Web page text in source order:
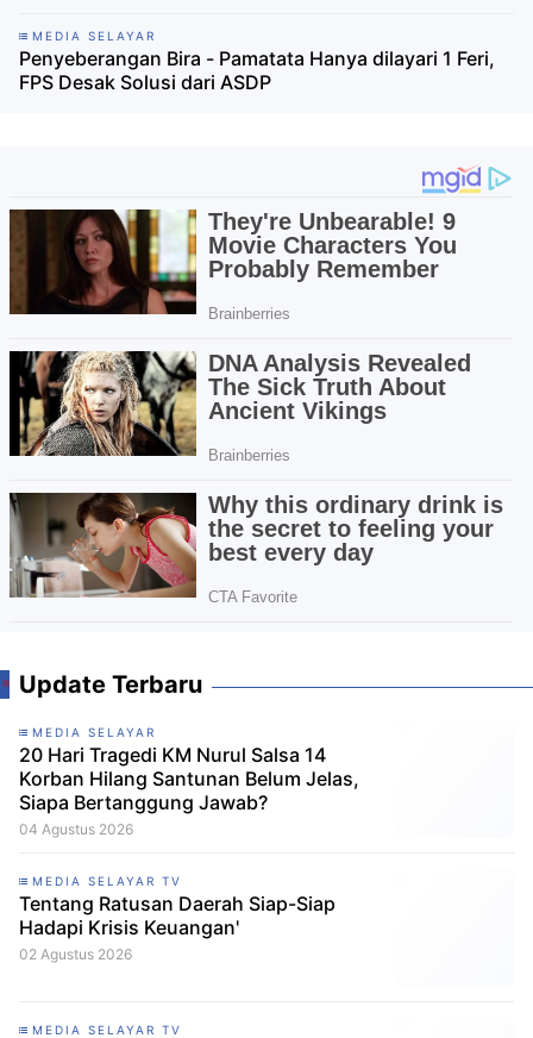
MEDIA SELAYAR
Penyeberangan Bira - Pamatata Hanya dilayari 1 Feri,
FPS Desak Solusi dari ASDP
Update Terbaru
MEDIA SELAYAR
20 Hari Tragedi KM Nurul Salsa 14
Korban Hilang Santunan Belum Jelas,
Siapa Bertanggung Jawab?
04 Agustus 2026
MEDIA SELAYAR TV
Tentang Ratusan Daerah Siap-Siap
Hadapi Krisis Keuangan'
02 Agustus 2026
MEDIA SELAYAR TV